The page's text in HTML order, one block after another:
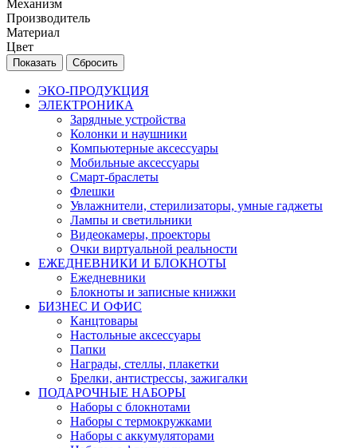
Механизм
Производитель
Материал
Цвет
Сбросить
ЭКО-ПРОДУКЦИЯ
ЭЛЕКТРОНИКА
Зарядные устройства
Колонки и наушники
Компьютерные аксессуары
Мобильные аксессуары
Смарт-браслеты
Флешки
Увлажнители, стерилизаторы, умные гаджеты
Лампы и светильники
Видеокамеры, проекторы
Очки виртуальной реальности
ЕЖЕДНЕВНИКИ И БЛОКНОТЫ
Ежедневники
Блокноты и записные книжки
БИЗНЕС И ОФИС
Канцтовары
Настольные аксессуары
Папки
Награды, стеллы, плакетки
Брелки, антистрессы, зажигалки
ПОДАРОЧНЫЕ НАБОРЫ
Наборы с блокнотами
Наборы с термокружками
Наборы с аккумуляторами